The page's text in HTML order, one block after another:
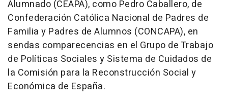
Alumnado (CEAPA), como Pedro Caballero, de
Confederación Católica Nacional de Padres de
Familia y Padres de Alumnos (CONCAPA), en
sendas comparecencias en el Grupo de Trabajo
de Políticas Sociales y Sistema de Cuidados de
la Comisión para la Reconstrucción Social y
Económica de España.